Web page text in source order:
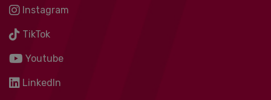
Instagram
TikTok
Youtube
LinkedIn